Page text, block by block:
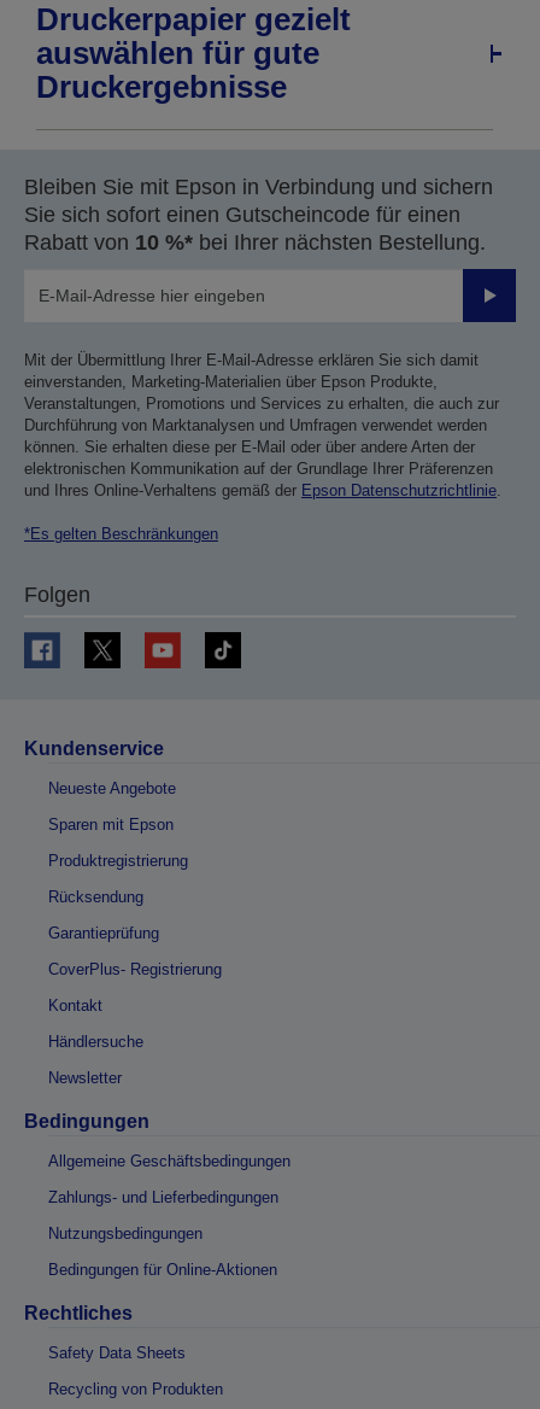
Druckerpapier gezielt
auswählen für gute
Druckergebnisse
Bleiben Sie mit Epson in Verbindung und sichern
Sie sich sofort einen Gutscheincode für einen
Rabatt von 10 %* bei Ihrer nächsten Bestellung.
Mit der Übermittlung Ihrer E-Mail-Adresse erklären Sie sich damit
einverstanden, Marketing-Materialien über Epson Produkte,
Veranstaltungen, Promotions und Services zu erhalten, die auch zur
Durchführung von Marktanalysen und Umfragen verwendet werden
können. Sie erhalten diese per E-Mail oder über andere Arten der
elektronischen Kommunikation auf der Grundlage Ihrer Präferenzen
und Ihres Online-Verhaltens gemäß der Epson Datenschutzrichtlinie.
*Es gelten Beschränkungen
Folgen
Kundenservice
Neueste Angebote
Sparen mit Epson
Produktregistrierung
Rücksendung
Garantieprüfung
CoverPlus- Registrierung
Kontakt
Händlersuche
Newsletter
Bedingungen
Allgemeine Geschäftsbedingungen
Zahlungs- und Lieferbedingungen
Nutzungsbedingungen
Bedingungen für Online-Aktionen
Rechtliches
Safety Data Sheets
Recycling von Produkten